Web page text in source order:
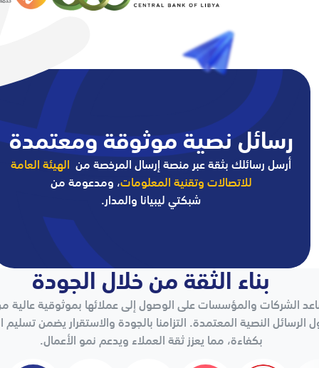
رسائل نصية موثوقة ومعتمدة
أرسل رسائلك بثقة عبر منصة إرسال المرخصة من
الهيئة العامة
للاتصالات وتقنية المعلومات، ومدعومة من
شبكتي ليبيانا والمدار.
بناء الثقة من خلال الجودة
الشركات والمؤسسات على الوصول إلى عملائها بموثوقية عالية
الرسائل النصية المعتمدة. التزامنا بالجودة والاستقرار يضمن تسليم
بكفاءة، مما يعزز ثقة العملاء ويدعم نمو الأعمال.